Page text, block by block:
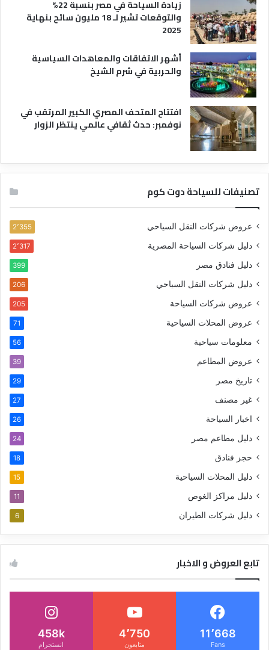
زيادة السياحة في مصر بنسبة 22%
والتوقعات تشير لـ 18 مليون سائح بنهاية
2025
أشهر الاتفاقات والمعاهدات السياسية
والحربية في شرم الشيخ
افتتاح المتحف المصري الكبير المرتقب في
نوفمبر: حدث ثقافي عالمي ينتظر الزوار
تصنيفات للسياحة دوت كوم
عروض شركات النقل السياحي 2٬355
دليل شركات السياحة المصرية 2٬317
دليل فنادق مصر 399
دليل شركات النقل السياحي 206
عروض شركات السياحة 205
عروض المحلات السياحية 71
معلومات سياحية 56
عروض المطاعم 39
تاريخ مصر 29
غير مصنف 27
اخبار السياحة 26
دليل مطاعم مصر 24
حجز فنادق 18
دليل المحلات السياحية 15
دليل مراكز الغوص 11
دليل شركات الطيران 6
تابع العروض و الاخبار
11٬668
Fans
4٬750
متابعون
458k
انستجرام